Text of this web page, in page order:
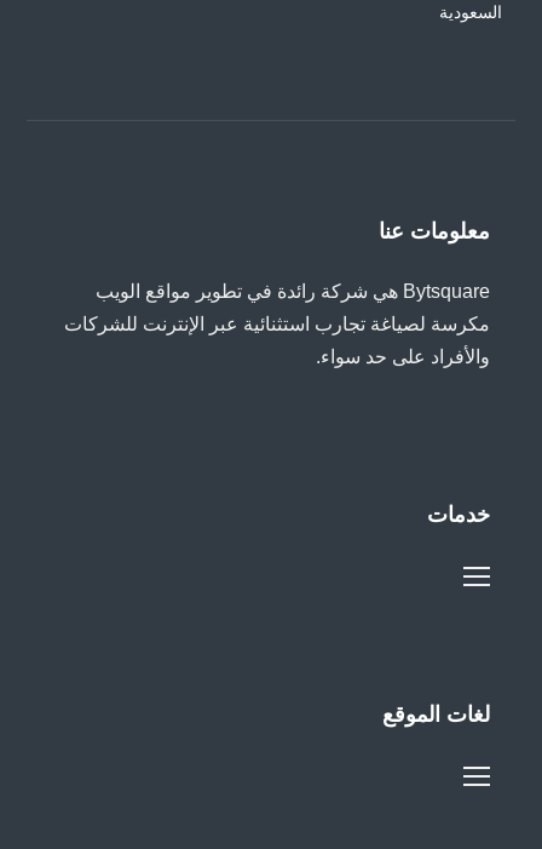
السعودية
معلومات عنا
Bytsquare هي شركة رائدة في تطوير مواقع الويب
مكرسة لصياغة تجارب استثنائية عبر الإنترنت للشركات
والأفراد على حد سواء.
خدمات
لغات الموقع